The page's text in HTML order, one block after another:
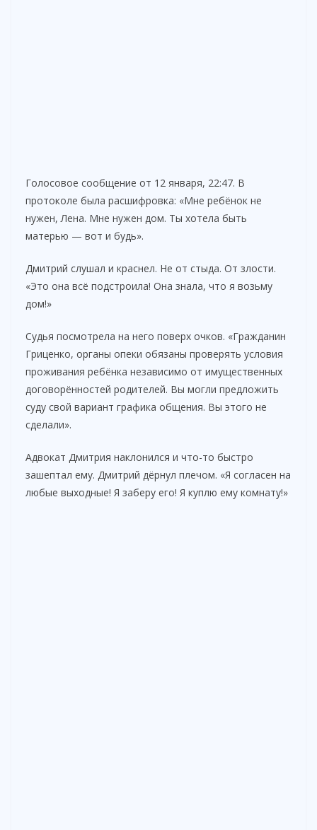
Голосовое сообщение от 12 января, 22:47. В
протоколе была расшифровка: «Мне ребёнок не
нужен, Лена. Мне нужен дом. Ты хотела быть
матерью — вот и будь».
Дмитрий слушал и краснел. Не от стыда. От злости.
«Это она всё подстроила! Она знала, что я возьму
дом!»
Судья посмотрела на него поверх очков. «Гражданин
Гриценко, органы опеки обязаны проверять условия
проживания ребёнка независимо от имущественных
договорённостей родителей. Вы могли предложить
суду свой вариант графика общения. Вы этого не
сделали».
Адвокат Дмитрия наклонился и что-то быстро
зашептал ему. Дмитрий дёрнул плечом. «Я согласен на
любые выходные! Я заберу его! Я куплю ему комнату!»